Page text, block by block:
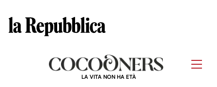
LA VITA NON HA ETÀ